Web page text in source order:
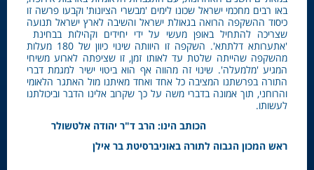
באו רבים מחכמי ישראל שכונו לימים 'מבשרי הציונות' וקבעו פרשה זו
כיסוד ההשקפה הרואה בגאולת ישראל והשיבה לארץ ישראל תנועה
שצריכה להתחיל באופן מעשי על ידי יחידים וקהילות בבחינת
'אתערותא דלתתא'. השקפה זו היוותה שינוי כיוון של 180 מעלות
מהשקפה שהייתה שלטת עד לאותו זמן, זו שציפתה לארוע משיחי
המגיע 'מלמעלה'. שינוי זה מהווה אף הוא ביטוי ישיר למגמת דברי
התורה בפרשתנו המציבה כל אחד ואחד מאיתנו מול האתגר הלאומי
והרוחני, תוך אמונה בדברי משה על כך שקרוב אלינו הדבר וביכולתנו
לעשותו.
הכותב הינו: הרב ד"ר יהודה אלטשולר
ראש המכון הגבוה לתורה באוניברסיטת בר אילן